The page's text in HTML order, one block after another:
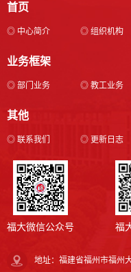
首页
◎ 中心简介 ◎ 组织机构
业务框架
◎ 部门业务 ◎ 教工业务
其他
◎ 联系我们 ◎ 更新日志
福大微信公众号 福
地址：福建省福州市福州